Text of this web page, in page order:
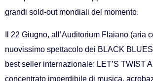
grandi sold-out mondiali del momento.
Il 22 Giugno, all’Auditorium Flaiano (aria
nuovissimo spettacolo dei BLACK
best seller internazionale: LET’S TWIST
concentrato imperdibile di musica,